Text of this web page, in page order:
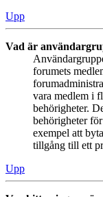
Upp
Vad är
forumets
vara medlem i
behörigheter.
behörigheter
exempel att
tillgång till ett
Upp